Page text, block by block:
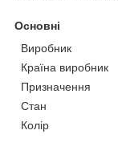
Основні
Виробник
Країна виробник
Призначення
Стан
Колір